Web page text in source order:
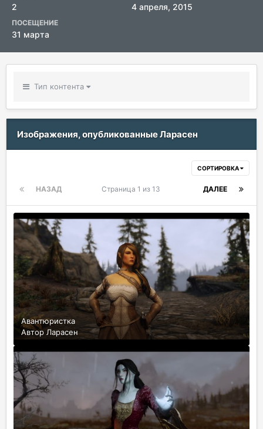
2 4 апреля, 2015
ПОСЕЩЕНИЕ
31 марта
Тип контента
Изображения, опубликованные Ларасен
СОРТИРОВКА
НАЗАД ДАЛЕЕ
Страница 1 из 13
Авантюристка
Автор Ларасен